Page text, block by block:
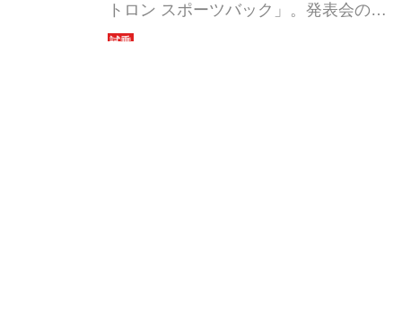
トロン スポーツバック」。発表会の
後、チョイ乗りだが試乗する機会を得